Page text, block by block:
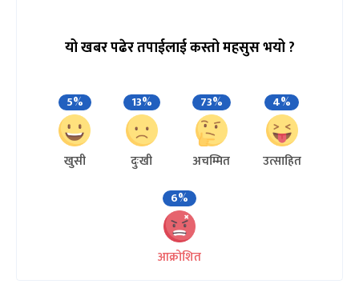
यो खबर पढेर तपाईलाई कस्तो महसुस भयो ?
5%
खुसी
13%
दुःखी
73%
अचम्मित
4%
उत्साहित
6%
आक्रोशित